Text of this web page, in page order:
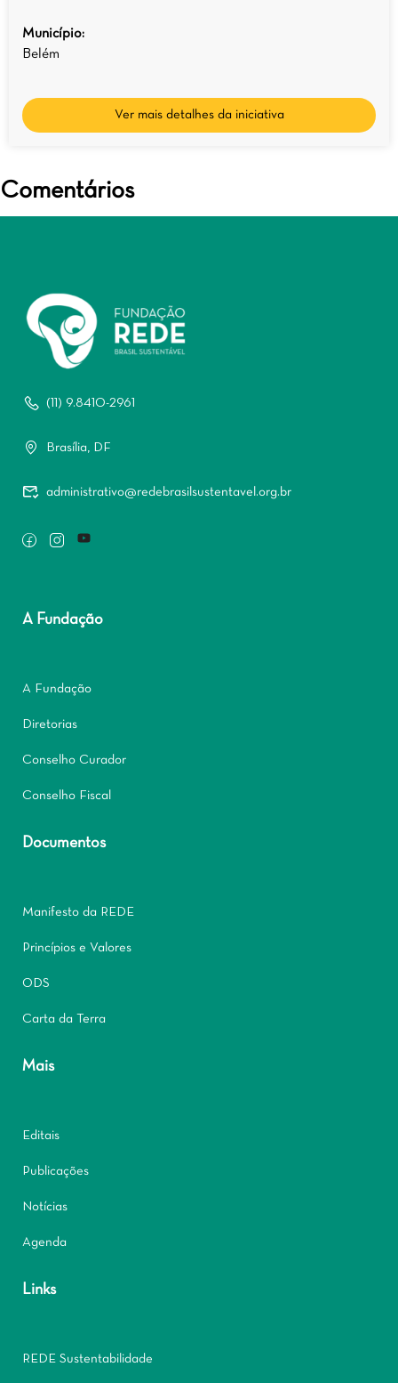
Município:
Belém
Ver mais detalhes da iniciativa
Comentários
(11) 9.8410-2961
Brasília, DF
administrativo@redebrasilsustentavel.org.br
A Fundação
A Fundação
Diretorias
Conselho Curador
Conselho Fiscal
Documentos
Manifesto da REDE
Princípios e Valores
ODS
Carta da Terra
Mais
Editais
Publicações
Notícias
Agenda
Links
REDE Sustentabilidade